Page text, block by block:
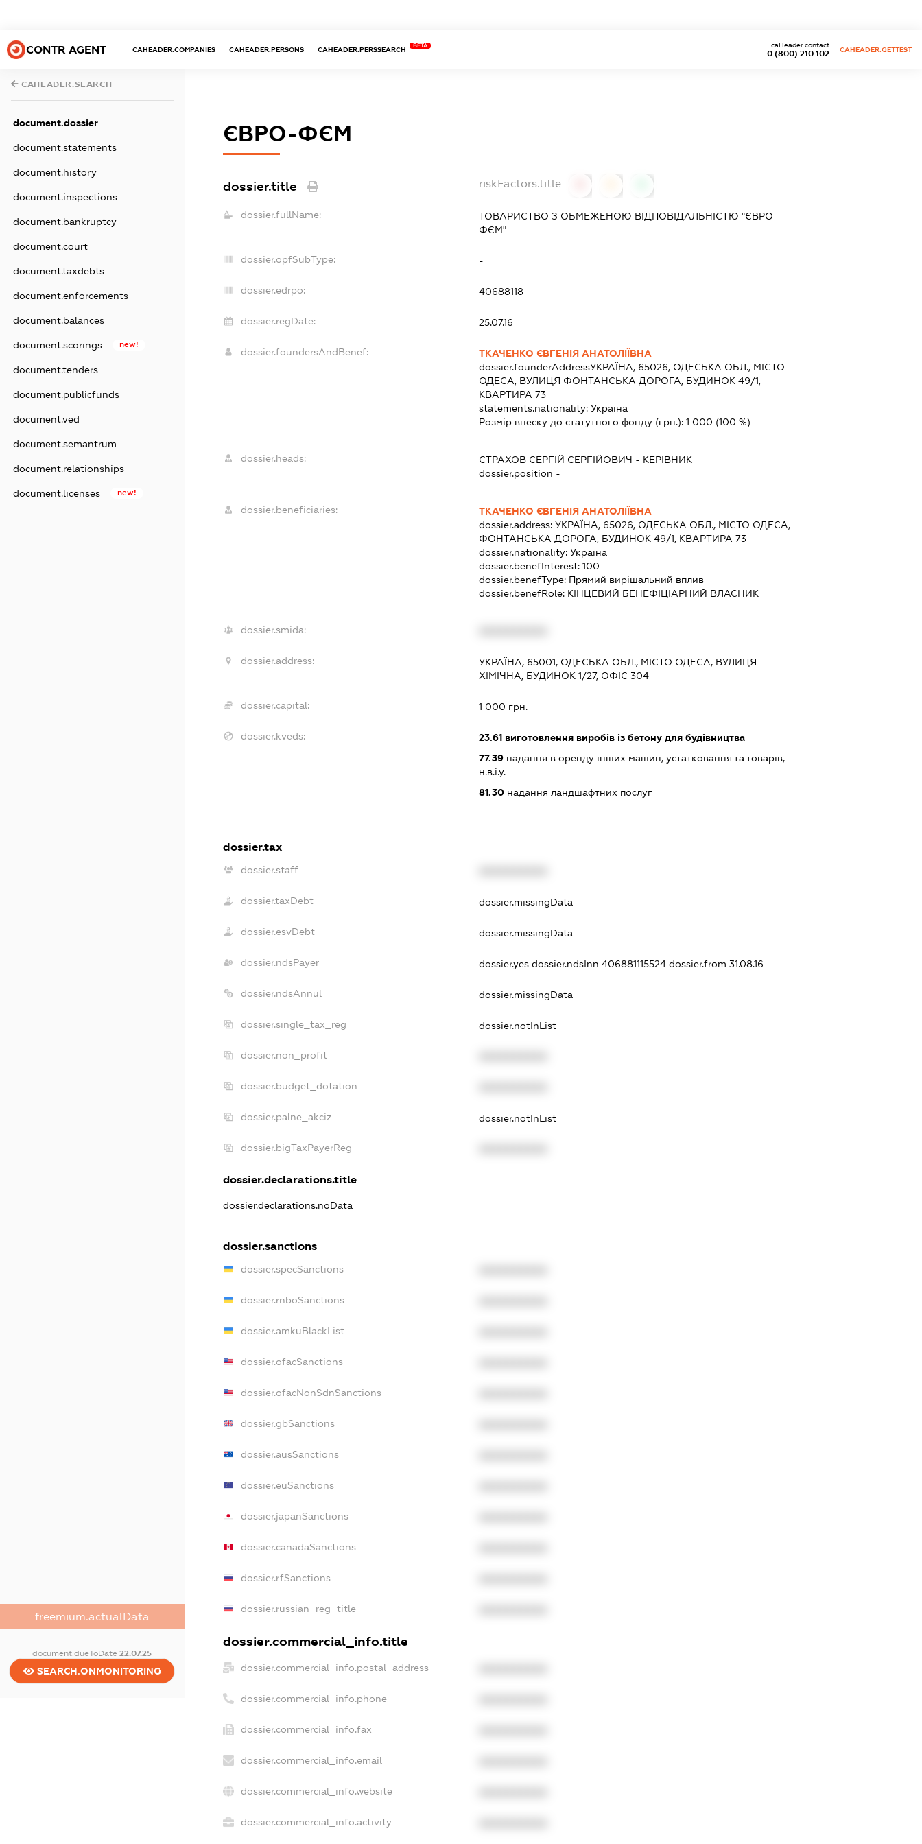
CONTR AGENT CAHEADER.COMPANIES CAHEADER.PERSONS CAHEADER.PERSSEARCH
BETA
0 (800) 210 102
caHeader.contact
CAHEADER.GETTEST
CAHEADER.SEARCH
document.dossier
document.statements
document.history
document.inspections
document.bankruptcy
document.court
document.taxdebts
document.enforcements
document.balances
document.scorings new!
document.tenders
document.publicfunds
document.ved
document.semantrum
document.relationships
document.licenses new!
freemium.actualData
document.dueToDate22.07.25
SEARCH.ONMONITORING
ЄВРО-ФЄМ
dossier.title riskFactors.title
dossier.fullName:
ТОВАРИСТВО З ОБМЕЖЕНОЮ ВІДПОВІДАЛЬНІСТЮ "ЄВРО-
ФЄМ"
dossier.opfSubType: -
dossier.edrpo: 40688118
dossier.regDate: 25.07.16
dossier.foundersAndBenef:
ТКАЧЕНКО ЄВГЕНІЯ АНАТОЛІЇВНА
dossier.founderAddressУКРАЇНА, 65026, ОДЕСЬКА ОБЛ., МІСТО
ОДЕСА, ВУЛИЦЯ ФОНТАНСЬКА ДОРОГА, БУДИНОК 49/1,
КВАРТИРА 73
statements.nationality: Україна
Розмір внеску до статутного фонду (грн.): 1 000 (100 %)
dossier.heads: СТРАХОВ СЕРГІЙ СЕРГІЙОВИЧ - КЕРІВНИК
dossier.position -
dossier.beneficiaries:
ТКАЧЕНКО ЄВГЕНІЯ АНАТОЛІЇВНА
dossier.address: УКРАЇНА, 65026, ОДЕСЬКА ОБЛ., МІСТО ОДЕСА,
ФОНТАНСЬКА ДОРОГА, БУДИНОК 49/1, КВАРТИРА 73
dossier.nationality: Україна
dossier.benefInterest: 100
dossier.benefType: Прямий вирішальний вплив
dossier.benefRole: КІНЦЕВИЙ БЕНЕФІЦІАРНИЙ ВЛАСНИК
dossier.smida:
dossier.address:
УКРАЇНА, 65001, ОДЕСЬКА ОБЛ., МІСТО ОДЕСА, ВУЛИЦЯ
ХІМІЧНА, БУДИНОК 1/27, ОФІС 304
dossier.capital: 1 000 грн.
dossier.kveds: 23.61виготовлення виробів із бетону для будівництва
77.39надання в оренду інших машин, устатковання та товарів,
н.в.і.у.
81.30надання ландшафтних послуг
dossier.tax
dossier.staff
dossier.taxDebt dossier.missingData
dossier.esvDebt dossier.missingData
dossier.ndsPayer dossier.yes dossier.ndsInn 406881115524 dossier.from 31.08.16
dossier.ndsAnnul dossier.missingData
dossier.single_tax_reg dossier.notInList
dossier.non_profit
dossier.budget_dotation
dossier.palne_akciz dossier.notInList
dossier.bigTaxPayerReg
dossier.declarations.title
dossier.declarations.noData
dossier.sanctions
dossier.specSanctions
dossier.rnboSanctions
dossier.amkuBlackList
dossier.ofacSanctions
dossier.ofacNonSdnSanctions
dossier.gbSanctions
dossier.ausSanctions
dossier.euSanctions
dossier.japanSanctions
dossier.canadaSanctions
dossier.rfSanctions
dossier.russian_reg_title
dossier.commercial_info.title
dossier.commercial_info.postal_address
dossier.commercial_info.phone
dossier.commercial_info.fax
dossier.commercial_info.email
dossier.commercial_info.website
dossier.commercial_info.activity